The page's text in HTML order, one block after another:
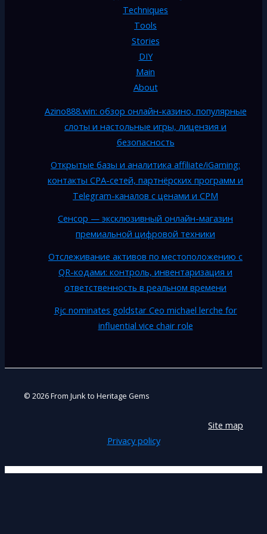
Techniques
Tools
Stories
DIY
Main
About
Azino888.win: обзор онлайн-казино, популярные
слоты и настольные игры, лицензия и
безопасность
Открытые базы и аналитика affiliate/iGaming:
контакты CPA-сетей, партнёрских программ и
Telegram-каналов с ценами и CPM
Сенсор — эксклюзивный онлайн-магазин
премиальной цифровой техники
Отслеживание активов по местоположению с
QR-кодами: контроль, инвентаризация и
ответственность в реальном времени
Rjc nominates goldstar Ceo michael lerche for
influential vice chair role
© 2026 From Junk to Heritage Gems
Site map
Privacy policy